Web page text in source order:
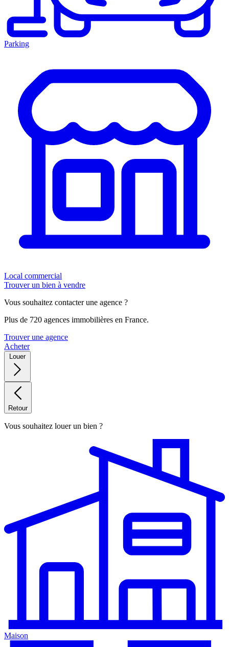
Parking
Local commercial
Trouver un bien à vendre
Vous souhaitez contacter une agence ?
Plus de 720 agences immobilières en France.
Trouver une agence
Acheter
Louer
Retour
Vous souhaitez louer un bien ?
Maison